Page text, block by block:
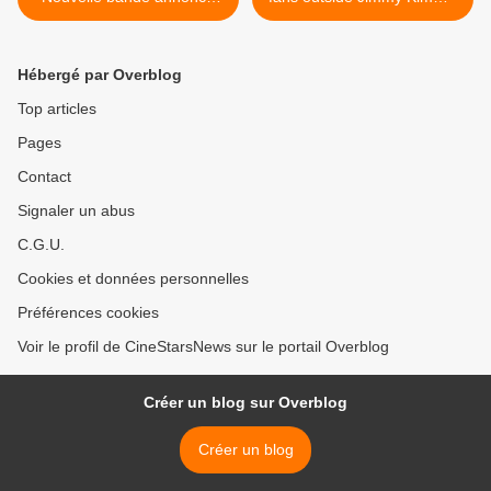
VF
Live >
Hébergé par Overblog
Top articles
Pages
Contact
Signaler un abus
C.G.U.
Cookies et données personnelles
Préférences cookies
Voir le profil de CineStarsNews sur le portail Overblog
Créer un blog sur Overblog
Créer un blog